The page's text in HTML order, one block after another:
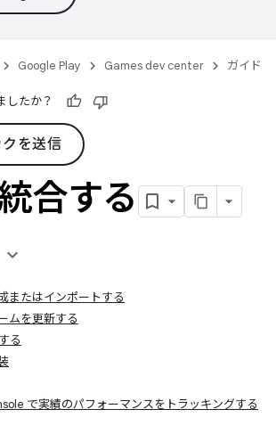
Google Play Games dev center ガイド
したか？
を送信
合する
またはインポートする
ムを更新する
る
で実績のパフォーマンスをトラッキングする